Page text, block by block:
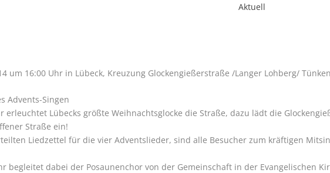
Aktuell
um 16:00 Uhr in Lübeck, Kreuzung Glockengießerstraße /Langer Lohberg/
Advents-Singen
erleuchtet Lübecks größte Weihnachtsglocke die Straße, dazu lädt die
Straße ein!
Liedzettel für die vier Adventslieder, sind alle Besucher zum kräftigen
begleitet dabei der Posaunenchor von der Gemeinschaft in der Evangelischen